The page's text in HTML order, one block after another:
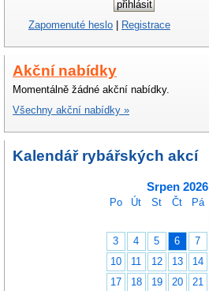
Zapomenuté heslo Registrace
Akční nabídky
Momentálně žádné akční nabídky.
Všechny akční nabídky »
Kalendář rybářských akcí
Srpen 2026
Po Út St Čt Pá
3
4 5 6 7
10
11 12 13 14
17
18 19 20 21